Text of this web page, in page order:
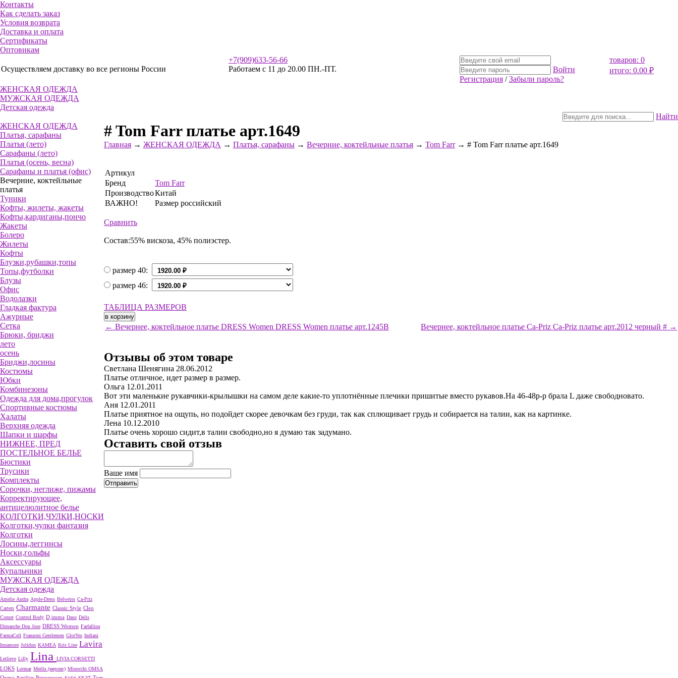
Контакты
Как сделать заказ
Условия возврата
Доставка и оплата
Сертификаты
Оптовикам
Осуществляем доставку во все регионы России
+7(909)633-56-66
Работаем с 11 до 20.00 ПН.-ПТ.
Войти
Регистрация /Забыли пароль?
товаров: 0
итого: 0.00 ₽
ЖЕНСКАЯ ОДЕЖДА
МУЖСКАЯ ОДЕЖДА
Детская одежда
Найти
ЖЕНСКАЯ ОДЕЖДА
Платья, сарафаны
Платья (лето)
Сарафаны (лето)
Платья (осень, весна)
Сарафаны и платья (офис)
Вечерние, коктейльные
платья
Туники
Кофты, жилеты, жакеты
Кофты,кардиганы,пончо
Жакеты
Болеро
Жилеты
Кофты
Блузки,рубашки,топы
Топы,футболки
Блузы
Офис
Водолазки
Гладкая фактура
Ажурные
Сетка
Брюки, бриджи
лето
осень
Бриджи,лосины
Костюмы
Юбки
Комбинезоны
Одежда для дома,прогулок
Спортивные костюмы
Халаты
Верхняя одежда
Шапки и шарфы
НИЖНЕЕ, ПРЕД
ПОСТЕЛЬНОЕ БЕЛЬЕ
Бюстики
Трусики
Комплекты
Сорочки, неглиже, пижамы
Корректирующее,
антицелюлитное белье
КОЛГОТКИ,ЧУЛКИ,НОСКИ
Колготки,чулки фантазия
Колготки
Лосины,леггинсы
Носки,гольфы
Аксессуары
Купальники
МУЖСКАЯ ОДЕЖДА
Детская одежда
Amelie Andra Apple-Dress Belweiss Ca-Priz
Carters Charmante Classic Style Cleo
Comet Control Body D,imma Daso Delis
Dimanche Don Jose DRESS Women Farfallina
FarmaCell Franzoni Gentlemen GlorYes Indiani
Innamore Jolidon KAMEA Kris Line Lavira
Leilieve Lilly Lina LIVIA CORSETTI
LOKS Lormar Merlis (мерлис) Mioocchi OMSA
# Tom Farr платье арт.1649
Главная → ЖЕНСКАЯ ОДЕЖДА → Платья, сарафаны → Вечерние, коктейльные платья → Tom Farr→ # Tom Farr платье арт.1649
Артикул
Бренд
Tom Farr
ПроизводствоКитай
ВАЖНО!
Размер российский
Сравнить
Состав:55% вискоза, 45% полиэстер.
размер 40:
размер 46:
ТАБЛИЦА РАЗМЕРОВ
← Вечернее, коктейльное платье DRESS Women DRESS Women платье арт.1245B Вечернее, коктейльное платье Ca-Priz Ca-Priz платье арт.2012 черный # →
Отзывы об этом товаре
Светлана Шенягина 28.06.2012
Платье отличное, идет размер в размер.
Ольга 12.01.2011
Вот эти маленькие рукавчики-крылышки на самом деле какие-то уплотнённые плечики пришитые вместо рукавов.На 46-48р-р брала L даже свободновато.
Аня 12.01.2011
Платье приятное на ощупь, но подойдет скорее девочкам без груди, так как сплющивает грудь и собирается на талии, как на картинке.
Лена 10.12.2010
Платье очень хорошо сидит,в талии свободно,но я думаю так задумано.
Оставить свой отзыв
Ваше имя